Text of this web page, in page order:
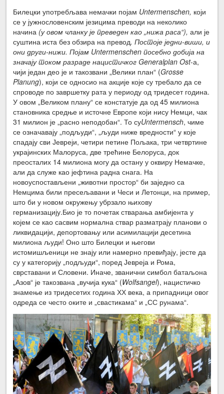
Билецки употребљава немачки појам Untermenschen, који
се у јужнословенским језицима преводи на неколико
начина (у овом чланку је преведен као „нижа раса“),али је
суштина иста без обзира на превод. Постоје једни-виши, и
они други-нижи. Појам Untermenschen посебно добија на
значају током разраде нацистичкогGeneralplan Ost-а,
чији један део је и такозвани „Велики план“ (Grosse
Planung), који се односио на акције које су требало да се
спроводе по завршетку рата у периоду од тридесет година.
У овом „Великом плану“ се констатује да од 45 милиона
становника средње и источне Европе који нису Немци, чак
31 милион је „расно неподобан“. То суUntermensch, чиме
се означавају „подљуди“, „људи ниже вредности“ у које
спадају сви Јевреји, четири петине Пољака, три четвртине
украјинских Малоруса, две трећине Белоруса, док
преосталих 14 милиона могу да остану у оквиру Немачке,
али да служе као јефтина радна снага. На
новоуспостављени „животни простор“ би заједно са
Немцима били пресељавани и Чеси и Летонци, на пример,
што би у новом окружењу убрзало њихову
германизацију.Био је то почетак стварања амбијента у
којем се као сасвим нормална ствар разматрају планови о
ликвидацији, депортовању или асимилацији десетина
милиона људи! Оно што Билецки и његови
истомишљеници не знају или намерно превиђају, јесте да
су у категорију „подљуди“, поред Јевреја и Рома,
сврставани и Словени. Иначе, званични симбол батаљона
„Азов“ је такозвана „вучија кука“ (Wolfsangel), нацистичко
знамење из тридесетих година ХХ века, а припадници овог
одреда се често оките и „свастикама“ и „СС рунама“.